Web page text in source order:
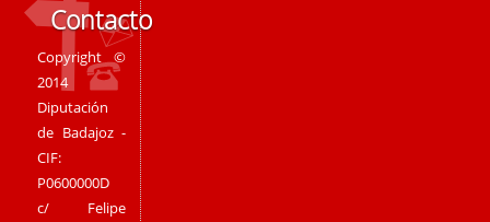
Contacto
Copyright ©
2014
Diputación
de Badajoz -
CIF:
P0600000D
c/ Felipe